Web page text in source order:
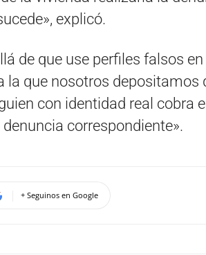
explicó.
de que use perfiles falsos
la que nosotros depositamos
con identidad real cobra
correspondiente».
+ Seguinos en Google